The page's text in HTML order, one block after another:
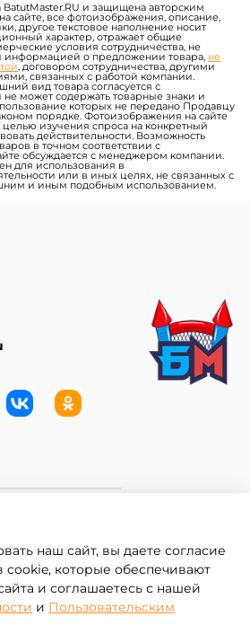
и защищена авторским
сайте, все фотоизображения, описание,
другое текстовое наполнение носит
характер, отражает общие
условия сотрудничества, не
о предложении товара, не
, договором сотрудничества, другими
связанных с работой компании.
вид товара согласуется с
может содержать товарные знаки и
которых не передано Продавцу
порядке. Фотоизображения на сайте
изучения спроса на конкретный
действительности. Возможность
в точном соответствии с
обсуждается с менеджером компании.
для использования в
или в иных целях, не связанных с
и иным подобным использованием.
наш сайт, вы даете согласие
cookie, которые обеспечивают
и соглашаетесь с нашей
и Пользовательским